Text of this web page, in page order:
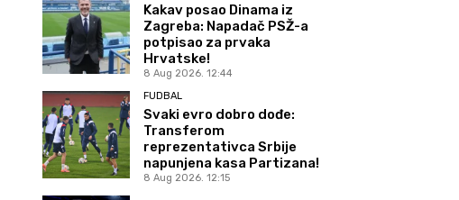
Kakav posao Dinama iz
Zagreba: Napadač PSŽ-a
potpisao za prvaka
Hrvatske!
8 Aug 2026. 12:44
FUDBAL
Svaki evro dobro dođe:
Transferom
reprezentativca Srbije
napunjena kasa Partizana!
8 Aug 2026. 12:15